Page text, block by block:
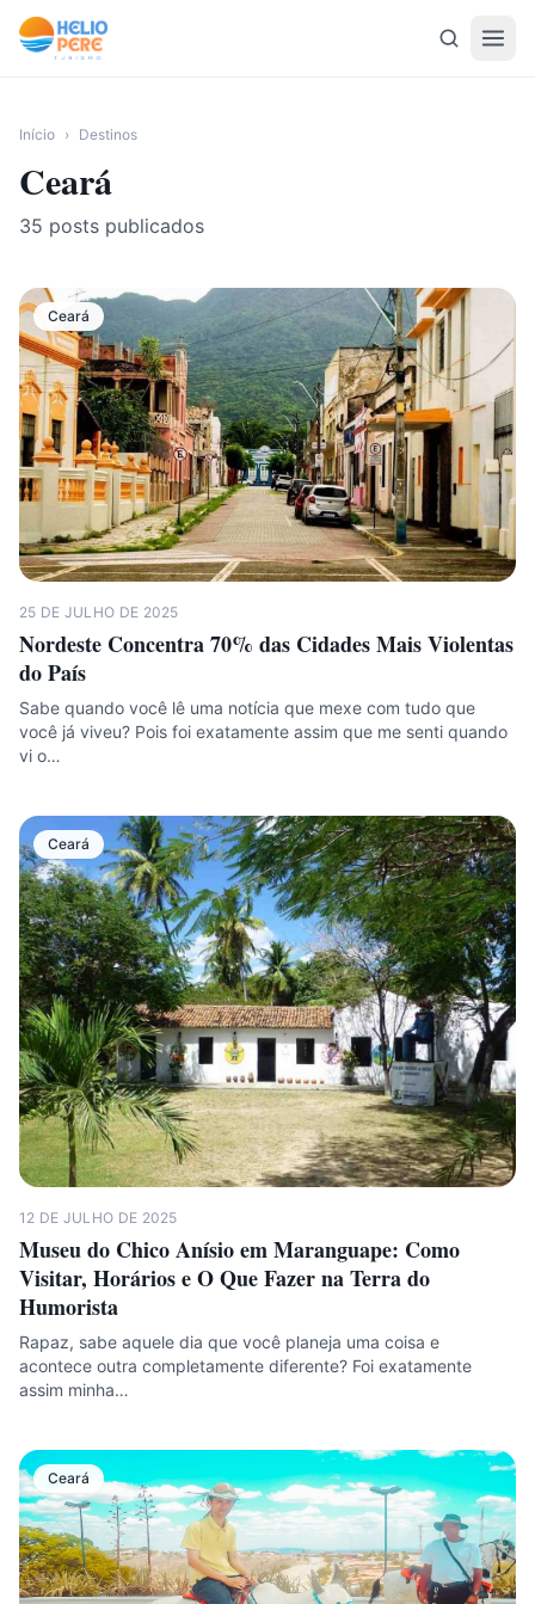
Pular para o conteúdo
Início › Destinos
Ceará
35 posts publicados
Ceará
25 DE JULHO DE 2025
Nordeste Concentra 70% das Cidades Mais Violentas
do País
Sabe quando você lê uma notícia que mexe com tudo que
você já viveu? Pois foi exatamente assim que me senti quando
vi o…
Ceará
12 DE JULHO DE 2025
Museu do Chico Anísio em Maranguape: Como
Visitar, Horários e O Que Fazer na Terra do
Humorista
Rapaz, sabe aquele dia que você planeja uma coisa e
acontece outra completamente diferente? Foi exatamente
assim minha…
Ceará